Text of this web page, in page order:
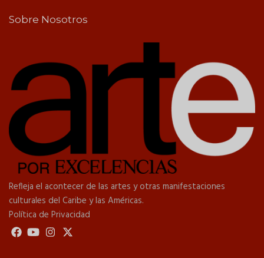
Sobre Nosotros
Refleja el acontecer de las artes y otras manifestaciones
culturales del Caribe y las Américas.
Política de Privacidad